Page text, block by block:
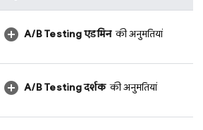
A/B Testingएडमिनकी अनुमतियां
A/B Testingदर्शककी अनुमतियां